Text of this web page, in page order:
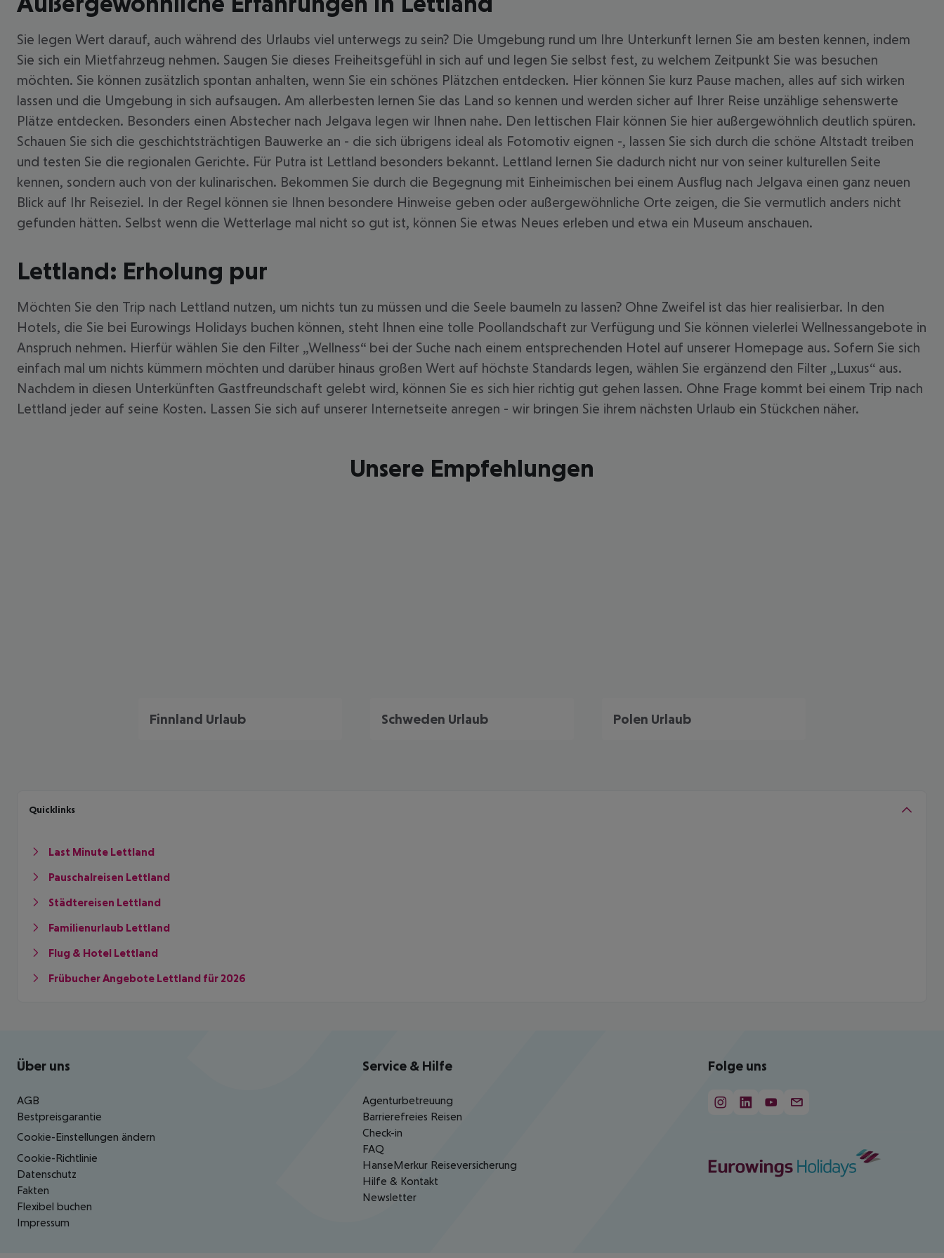
Sie legen Wert darauf, auch während des Urlaubs viel unterwegs zu sein? Die Umgebung rund um Ihre Unterkunft lernen Sie am besten kennen, indem
Sie sich ein Mietfahrzeug nehmen. Saugen Sie dieses Freiheitsgefühl in sich auf und legen Sie selbst fest, zu welchem Zeitpunkt Sie was besuchen
möchten. Sie können zusätzlich spontan anhalten, wenn Sie ein schönes Plätzchen entdecken. Hier können Sie kurz Pause machen, alles auf sich wirken
lassen und die Umgebung in sich aufsaugen. Am allerbesten lernen Sie das Land so kennen und werden sicher auf Ihrer Reise unzählige sehenswerte
Plätze entdecken. Besonders einen Abstecher nach Jelgava legen wir Ihnen nahe. Den lettischen Flair können Sie hier außergewöhnlich deutlich spüren.
Schauen Sie sich die geschichtsträchtigen Bauwerke an - die sich übrigens ideal als Fotomotiv eignen -, lassen Sie sich durch die schöne Altstadt treiben
und testen Sie die regionalen Gerichte. Für Putra ist Lettland besonders bekannt. Lettland lernen Sie dadurch nicht nur von seiner kulturellen Seite
kennen, sondern auch von der kulinarischen. Bekommen Sie durch die Begegnung mit Einheimischen bei einem Ausflug nach Jelgava einen ganz neuen
Blick auf Ihr Reiseziel. In der Regel können sie Ihnen besondere Hinweise geben oder außergewöhnliche Orte zeigen, die Sie vermutlich anders nicht
gefunden hätten. Selbst wenn die Wetterlage mal nicht so gut ist, können Sie etwas Neues erleben und etwa ein Museum anschauen.
Lettland: Erholung pur
Möchten Sie den Trip nach Lettland nutzen, um nichts tun zu müssen und die Seele baumeln zu lassen? Ohne Zweifel ist das hier realisierbar. In den
Hotels, die Sie bei Eurowings Holidays buchen können, steht Ihnen eine tolle Poollandschaft zur Verfügung und Sie können vielerlei Wellnessangebote in
Anspruch nehmen. Hierfür wählen Sie den Filter „Wellness“ bei der Suche nach einem entsprechenden Hotel auf unserer Homepage aus. Sofern Sie sich
einfach mal um nichts kümmern möchten und darüber hinaus großen Wert auf höchste Standards legen, wählen Sie ergänzend den Filter „Luxus“ aus.
Nachdem in diesen Unterkünften Gastfreundschaft gelebt wird, können Sie es sich hier richtig gut gehen lassen. Ohne Frage kommt bei einem Trip nach
Lettland jeder auf seine Kosten. Lassen Sie sich auf unserer Internetseite anregen - wir bringen Sie ihrem nächsten Urlaub ein Stückchen näher.
Unsere Empfehlungen
Finnland Urlaub Schweden Urlaub Polen Urlaub
Quicklinks
Last Minute Lettland
Pauschalreisen Lettland
Städtereisen Lettland
Familienurlaub Lettland
Flug & Hotel Lettland
Frübucher Angebote Lettland für 2026
Footer navigation
Über uns
AGB
Bestpreisgarantie
Cookie-Einstellungen ändern
Cookie-Richtlinie
Datenschutz
Fakten
Flexibel buchen
Impressum
Service & Hilfe
Agenturbetreuung
Barrierefreies Reisen
Check-in
FAQ
HanseMerkur Reiseversicherung
Hilfe & Kontakt
Newsletter
Folge uns